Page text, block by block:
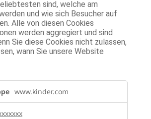
sind, welche am
und wie sich Besucher auf
Alle von diesen Cookies
werden aggregiert und sind
Sie diese Cookies nicht zulassen,
wann Sie unsere Website
www.kinder.com